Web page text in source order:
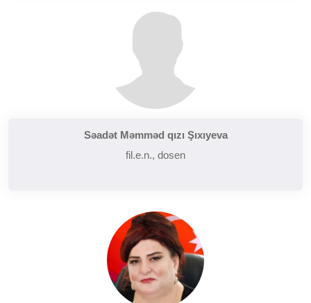
Səadət Məmməd qızı Şıxıyeva
fil.e.n., dosen